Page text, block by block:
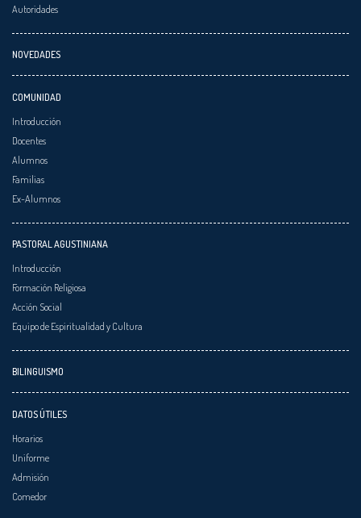
Autoridades
NOVEDADES
COMUNIDAD
Introducción
Docentes
Alumnos
Familias
Ex-Alumnos
PASTORAL AGUSTINIANA
Introducción
Formación Religiosa
Acción Social
Equipo de Espiritualidad y Cultura
BILINGUISMO
DATOS ÚTILES
Horarios
Uniforme
Admisión
Comedor